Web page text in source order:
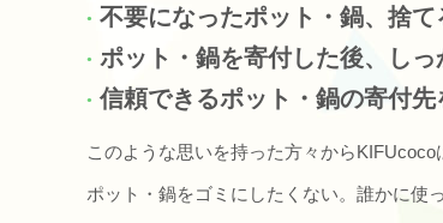
不要になったポット・鍋、捨
ポット・鍋を寄付した後、し
信頼できるポット・鍋の寄付先
このような思いを持った方々からKIFUcoco
ポット・鍋をゴミにしたくない。誰かに使